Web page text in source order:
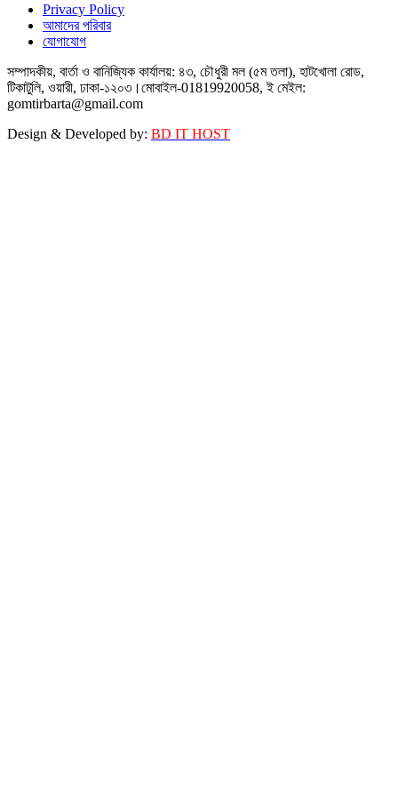
Privacy Policy
আমাদের পরিবার
যোগাযোগ
সম্পাদকীয়, বার্তা ও বানিজ্যিক কার্যালয়: ৪৩, চৌধুরী মল (৫ম তলা), হাটখোলা রোড,
টিকাটুলি, ওয়ারী, ঢাকা-১২০৩।মোবাইল-01819920058, ই মেইল:
gomtirbarta@gmail.com
Design & Developed by: BD IT HOST